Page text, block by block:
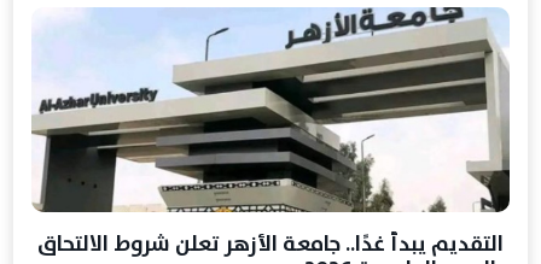
التقديم يبدأ غدًا.. جامعة الأزهر تعلن شروط الالتحاق